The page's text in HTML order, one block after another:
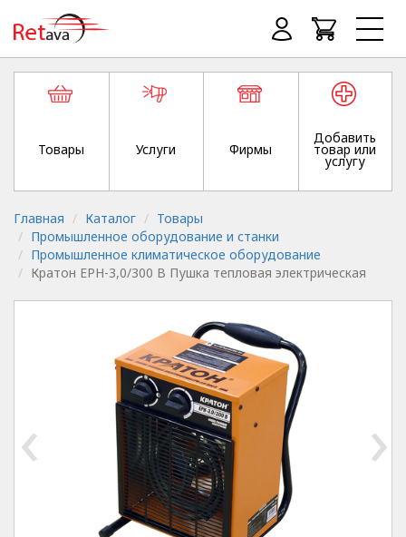
Товары Услуги Фирмы
Добавить
товар или
услугу
Главная Каталог
Товары
Промышленное оборудование и станки
Промышленное климатическое оборудование
Кратон EPH-3,0/300 B Пушка тепловая электрическая
‹ ›